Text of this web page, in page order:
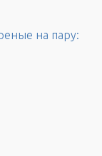
на пару: